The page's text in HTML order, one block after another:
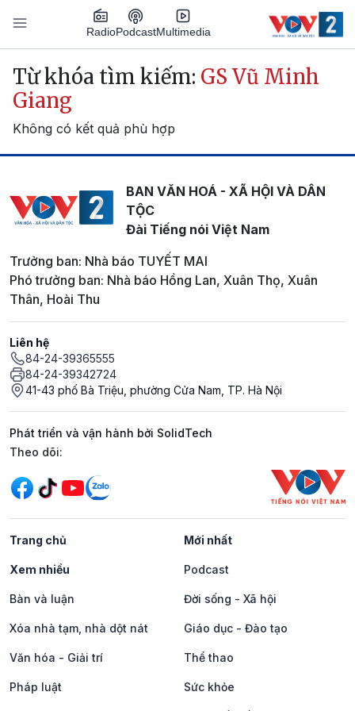
Nhảy đến nội dung
RadioPodcastMultimedia
Main navigation
Từ khóa tìm kiếm: GS Vũ Minh
Giang
Không có kết quả phù hợp
BAN VĂN HOÁ - XÃ HỘI VÀ DÂN
TỘC
Đài Tiếng nói Việt Nam
Trưởng ban: Nhà báo TUYẾT MAI
Phó trưởng ban: Nhà báo Hồng Lan, Xuân Thọ, Xuân
Thân, Hoài Thu
Liên hệ
84-24-39365555
84-24-39342724
41-43 phố Bà Triệu, phường Cửa Nam, TP. Hà Nội
Phát triển và vận hành bởi SolidTech
Mạng xã hội
Theo dõi:
Trang chủ Mới nhất
Xem nhiều Podcast
Bàn và luận Đời sống - Xã hội
Xóa nhà tạm, nhà dột nát Giáo dục - Đào tạo
Văn hóa - Giải trí Thể thao
Pháp luật Sức khỏe